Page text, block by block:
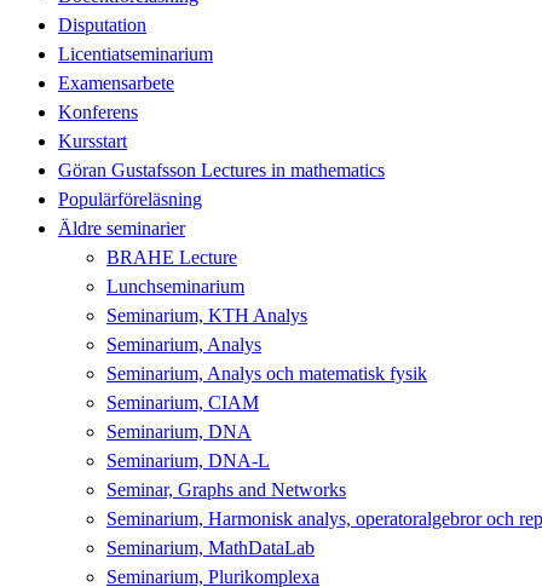
Disputation
Licentiatseminarium
Examensarbete
Konferens
Kursstart
Göran Gustafsson Lectures in mathematics
Populärföreläsning
Äldre seminarier
BRAHE Lecture
Lunchseminarium
Seminarium, KTH Analys
Seminarium, Analys
Seminarium, Analys och matematisk fysik
Seminarium, CIAM
Seminarium, DNA
Seminarium, DNA-L
Seminar, Graphs and Networks
Seminarium, Harmonisk analys, operatoralgebror och
Seminarium, MathDataLab
Seminarium, Plurikomplexa